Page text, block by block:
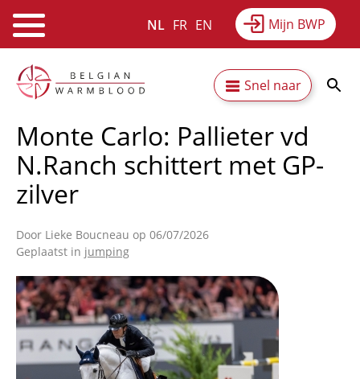
Overslaan
inhoud
gaan
Mijn BWP
NL FR EN
Secundaire
navigatie
Webshop Nieuws
Snel naar
Monte Carlo: Pallieter vd
N.Ranch schittert met GP-
zilver
Door Lieke Boucneau op 06/07/2026
Geplaatst in jumping
Afbeelding